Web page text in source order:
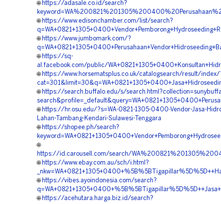
🌐 https://adasale.co.id/search?
🌐 https://www.edisonchamber.com/list/search?
🌐 https://www.jumbomark.com/?
🌐 https://sq-
al.facebook.com/public/
🌐 https://www.horsematsplus.co.uk/catalogsearch/result/index/
🌐 https://search.buffalo.edu/s/
🌐 https://hr.osu.edu/?s=WA-0821-1305-0400-Vendor-Jasa-
Lahan-Tambang-Kendari-Sulawesi-Tenggara
🌐 https://shopee.ph/search?
🌐
https://id.carousell.com/search/
🌐 https://www.ebay.com.au/sch/i.html?
🌐 https://vibes.ayoindonesia.com/search?
🌐 https://acehutara.harga.biz.id/search?